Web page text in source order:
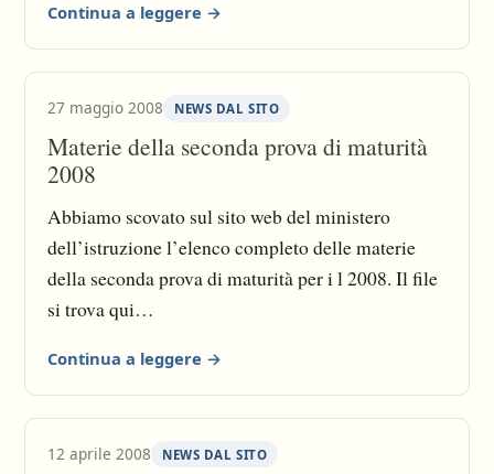
nelle più svariate forme. Roma conquista così
sicurezza e splendore non solo per quanto
ma anche per la gestione delle regione distanti
dalla città: infatti le insurrezioni per opera di
barbari della regione della Gallia vennero sedate
con estrema rapidità dall’imperatore attraverso la
spedizione di otto legioni.
Continua a leggere →
27 maggio 2008 NEWS DAL SITO
Materie della seconda prova di maturità
2008
Abbiamo scovato sul sito web del ministero
dell’istruzione l’elenco completo delle materie
della seconda prova di maturità per i l 2008. Il file
si trova qui
allegati/all_ord_dm4_08.pdf anche se ormai
dovreste già saperle.
Continua a leggere →
12 aprile 2008 NEWS DAL SITO